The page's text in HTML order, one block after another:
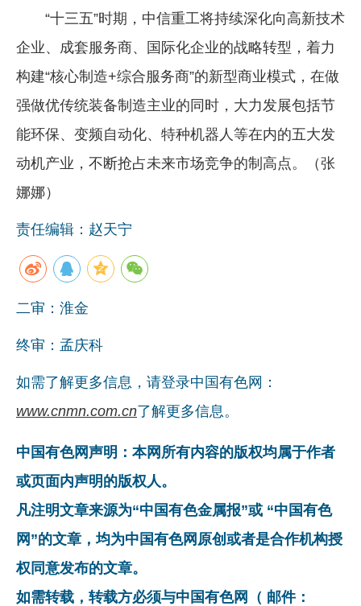
“十三五”时期，中信重工将持续深化向高新技术
企业、成套服务商、国际化企业的战略转型，着力
构建“核心制造+综合服务商”的新型商业模式，在做
强做优传统装备制造主业的同时，大力发展包括节
能环保、变频自动化、特种机器人等在内的五大发
动机产业，不断抢占未来市场竞争的制高点。（张
娜娜）
责任编辑：赵天宁
二审：淮金
终审：孟庆科
如需了解更多信息，请登录中国有色网：
www.cnmn.com.cn了解更多信息。
中国有色网声明：本网所有内容的版权均属于作者
或页面内声明的版权人。
凡注明文章来源为“中国有色金属报”或 “中国有色
网”的文章，均为中国有色网原创或者是合作机构授
权同意发布的文章。
如需转载，转载方必须与中国有色网（ 邮件：